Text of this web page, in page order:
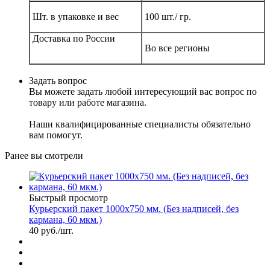
Шт. в упаковке и вес 100 шт./ гр.
Доставка по России
Во все регионы
Задать вопрос
Вы можете задать любой интересующий вас вопрос по
товару или работе магазина.
Наши квалифицированные специалисты обязательно
вам помогут.
Ранее вы смотрели
Быстрый просмотр
Курьерский пакет 1000х750 мм. (Без надписей, без
кармана, 60 мкм.)
40 руб./шт.